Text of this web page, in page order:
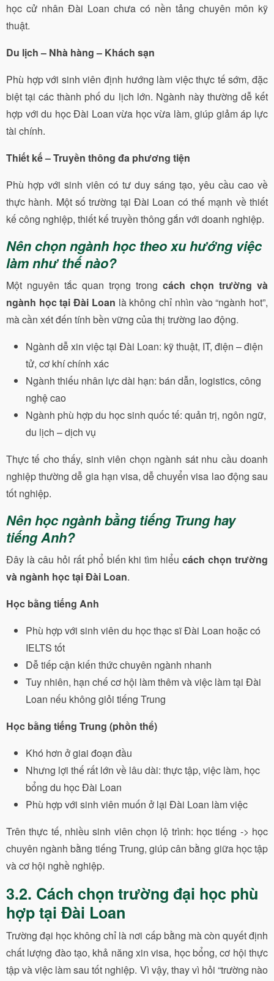
học cử nhân Đài Loan chưa có nền tảng chuyên môn kỹ
thuật.
Du lịch – Nhà hàng – Khách sạn
Phù hợp với sinh viên định hướng làm việc thực tế sớm, đặc
biệt tại các thành phố du lịch lớn. Ngành này thường dễ kết
hợp với du học Đài Loan vừa học vừa làm, giúp giảm áp lực
tài chính.
Thiết kế – Truyền thông đa phương tiện
Phù hợp với sinh viên có tư duy sáng tạo, yêu cầu cao về
thực hành. Một số trường tại Đài Loan có thế mạnh về thiết
kế công nghiệp, thiết kế truyền thông gắn với doanh nghiệp.
Nên chọn ngành học theo xu hướng việc
làm như thế nào?
Một nguyên tắc quan trọng trong cách chọn trường và
ngành học tại Đài Loan là không chỉ nhìn vào “ngành hot”,
mà cần xét đến tính bền vững của thị trường lao động.
Ngành dễ xin việc tại Đài Loan: kỹ thuật, IT, điện – điện
tử, cơ khí chính xác
Ngành thiếu nhân lực dài hạn: bán dẫn, logistics, công
nghệ cao
Ngành phù hợp du học sinh quốc tế: quản trị, ngôn ngữ,
du lịch – dịch vụ
Thực tế cho thấy, sinh viên chọn ngành sát nhu cầu doanh
nghiệp thường dễ gia hạn visa, dễ chuyển visa lao động sau
tốt nghiệp.
Nên học ngành bằng tiếng Trung hay
tiếng Anh?
Đây là câu hỏi rất phổ biến khi tìm hiểucách chọn trường
và ngành học tại Đài Loan.
Học bằng tiếng Anh
Phù hợp với sinh viên du học thạc sĩ Đài Loan hoặc có
IELTS tốt
Dễ tiếp cận kiến thức chuyên ngành nhanh
Tuy nhiên, hạn chế cơ hội làm thêm và việc làm tại Đài
Loan nếu không giỏi tiếng Trung
Học bằng tiếng Trung (phồn thể)
Khó hơn ở giai đoạn đầu
Nhưng lợi thế rất lớn về lâu dài: thực tập, việc làm, học
bổng du học Đài Loan
Phù hợp với sinh viên muốn ở lại Đài Loan làm việc
Trên thực tế, nhiều sinh viên chọn lộ trình: học tiếng -> học
chuyên ngành bằng tiếng Trung, giúp cân bằng giữa học tập
và cơ hội nghề nghiệp.
3.2. Cách chọn trường đại học phù
hợp tại Đài Loan
Trường đại học không chỉ là nơi cấp bằng mà còn quyết định
chất lượng đào tạo, khả năng xin visa, học bổng, cơ hội thực
tập và việc làm sau tốt nghiệp. Vì vậy, thay vì hỏi “trường nào